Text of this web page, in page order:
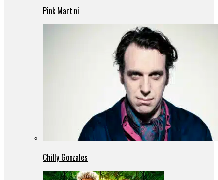
Pink Martini
Chilly Gonzales